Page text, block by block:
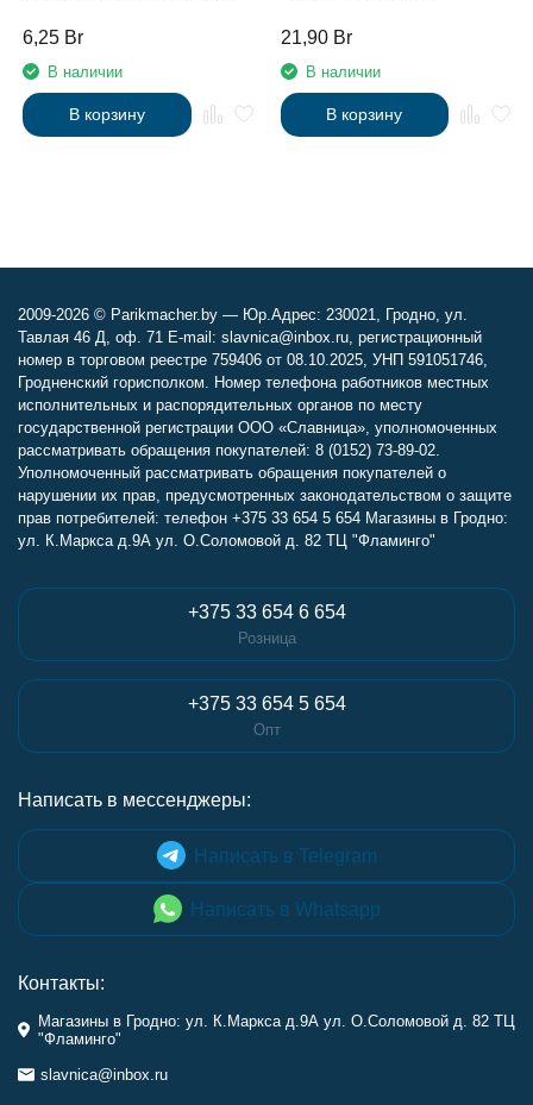
6,25 Br
В наличии
В корзину
21,90 Br
В наличии
В корзину
2009-2026 © Parikmacher.by — Юр.Адрес: 230021, Гродно, ул.
Тавлая 46 Д, оф. 71 E-mail: slavnica@inbox.ru, регистрационный
номер в торговом реестре 759406 от 08.10.2025, УНП 591051746,
Гродненский горисполком. Номер телефона работников местных
исполнительных и распорядительных органов по месту
государственной регистрации ООО «Славница», уполномоченных
рассматривать обращения покупателей: 8 (0152) 73-89-02.
Уполномоченный рассматривать обращения покупателей о
нарушении их прав, предусмотренных законодательством о защите
прав потребителей: телефон +375 33 654 5 654 Магазины в Гродно:
ул. К.Маркса д.9А ул. О.Соломовой д. 82 ТЦ "Фламинго"
+375 33 654 6 654
Розница
+375 33 654 5 654
Опт
Написать в мессенджеры:
Написать в Telegram
Написать в Whatsapp
Контакты:
Магазины в Гродно: ул. К.Маркса д.9А ул. О.Соломовой д. 82 ТЦ
"Фламинго"
slavnica@inbox.ru